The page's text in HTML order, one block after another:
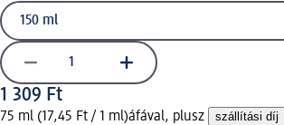
1 309 Ft
75 ml (17,45 Ft / 1 ml)áfával, plusz szállítási díj